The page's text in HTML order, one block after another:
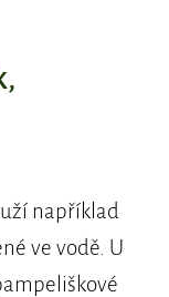
například
ve vodě. U